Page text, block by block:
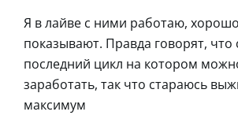
Я в лайве с ними работаю,
показывают. Правда говорят, что
последний цикл на котором
заработать, так что стараюсь
максимум